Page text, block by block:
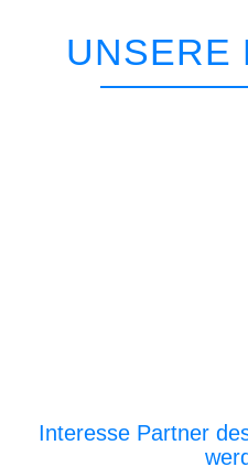
UNSERE
Interesse Partner